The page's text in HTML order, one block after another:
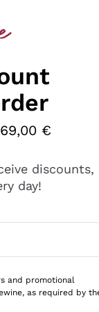
che
€
discounts,
day!
and promotional
as required by